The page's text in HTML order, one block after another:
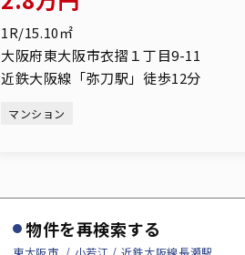
1R/15.10㎡
大阪府東大阪市衣摺１丁目9-11
近鉄大阪線「弥刀駅」徒歩12分
マンション
物件を再検索する